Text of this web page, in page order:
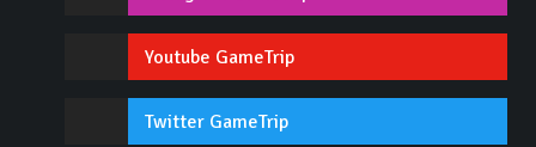
Youtube GameTrip
Twitter GameTrip